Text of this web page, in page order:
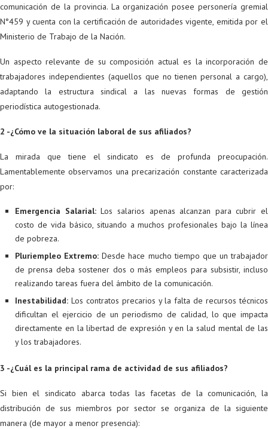
comunicación de la provincia. La organización posee personería gremial
N°459 y cuenta con la certificación de autoridades vigente, emitida por el
Ministerio de Trabajo de la Nación.
Un aspecto relevante de su composición actual es la incorporación de
trabajadores independientes (aquellos que no tienen personal a cargo),
adaptando la estructura sindical a las nuevas formas de gestión
periodística autogestionada.
2 -¿Cómo ve la situación laboral de sus afiliados?
La mirada que tiene el sindicato es de profunda preocupación.
Lamentablemente observamos una precarización constante caracterizada
por:
Emergencia Salarial:Los salarios apenas alcanzan para cubrir el
costo de vida básico, situando a muchos profesionales bajo la línea
de pobreza.
Pluriempleo Extremo: Desde hace mucho tiempo que un trabajador
de prensa deba sostener dos o más empleos para subsistir, incluso
realizando tareas fuera del ámbito de la comunicación.
Inestabilidad: Los contratos precarios y la falta de recursos técnicos
dificultan el ejercicio de un periodismo de calidad, lo que impacta
directamente en la libertad de expresión y en la salud mental de las
y los trabajadores.
3 -¿Cuál es la principal rama de actividad de sus afiliados?
Si bien el sindicato abarca todas las facetas de la comunicación, la
distribución de sus miembros por sector se organiza de la siguiente
manera (de mayor a menor presencia):